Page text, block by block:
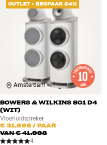
OUTLET - BESPAAR 24%
Amsterdam
BOWERS & WILKINS 801 D4
(WIT)
Vloerluidspreker
€ 31.998 / PAAR
VAN€ 41.998
4